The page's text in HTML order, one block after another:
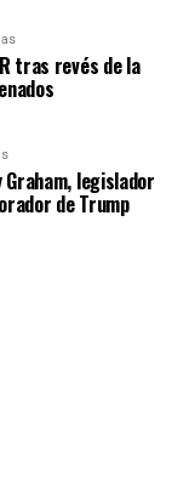
tras revés de la
Graham, legislador
de Trump